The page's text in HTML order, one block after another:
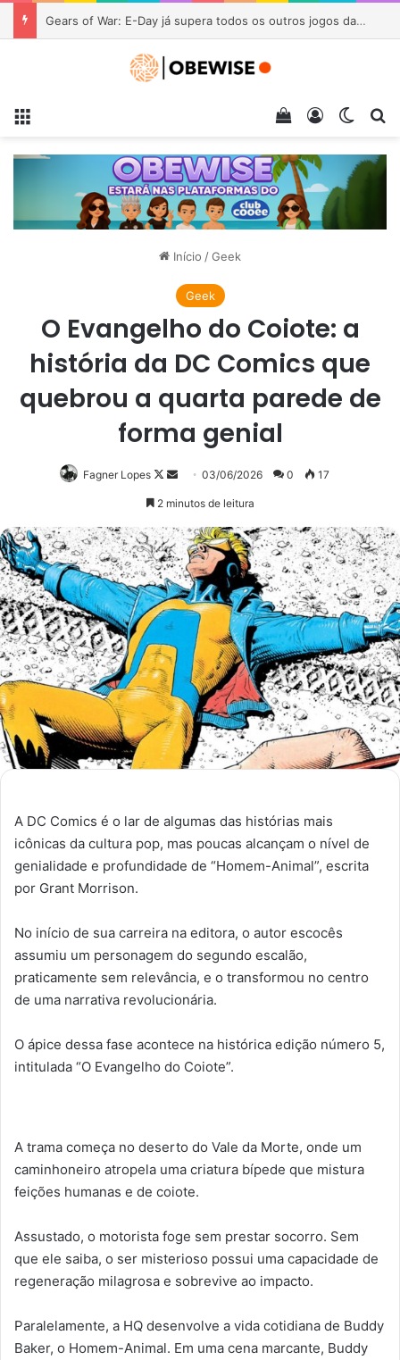
Gears of War: E-Day já supera todos os outros jogos da franquia no Steam
Entrar
Veja seu
Início /Geek
Geek
O Evangelho do Coiote: a
história da DC Comics que
quebrou a quarta parede de
forma genial
Fagner Lopes
Follow
Mande
mail
03/06/2026 0 17
2 minutos de leitura
A DC Comics é o lar de algumas das histórias mais
icônicas da cultura pop, mas poucas alcançam o nível de
genialidade e profundidade de “Homem-Animal”, escrita
por Grant Morrison.
No início de sua carreira na editora, o autor escocês
assumiu um personagem do segundo escalão,
praticamente sem relevância, e o transformou no centro
de uma narrativa revolucionária.
O ápice dessa fase acontece na histórica edição número 5,
intitulada “O Evangelho do Coiote”.
A trama começa no deserto do Vale da Morte, onde um
caminhoneiro atropela uma criatura bípede que mistura
feições humanas e de coiote.
Assustado, o motorista foge sem prestar socorro. Sem
que ele saiba, o ser misterioso possui uma capacidade de
regeneração milagrosa e sobrevive ao impacto.
Paralelamente, a HQ desenvolve a vida cotidiana de Buddy
Baker, o Homem-Animal. Em uma cena marcante, Buddy